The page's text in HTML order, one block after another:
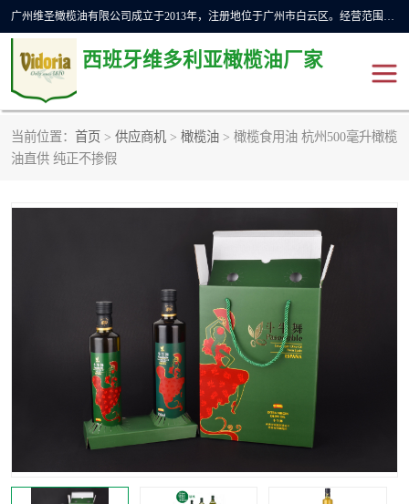
广州维圣橄榄油有限公司成立于2013年，注册地位于广州市白云区。经营范围包括饲料原料销售;畜牧渔业饲料销售;化妆品批发;贸易经纪;食品进出口等，主要产品有：橄榄果渣油，橄榄油，纯橄榄油等。
西班牙维多利亚橄榄油厂家
当前位置： 首页 > 供应商机 > 橄榄油 > 橄榄食用油 杭州500毫升橄榄
油直供 纯正不掺假
橄榄油